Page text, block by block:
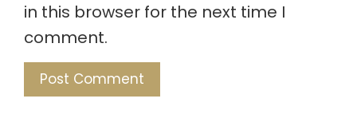
in this browser for the next time I
comment.